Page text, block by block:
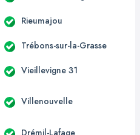
Rieumajou
Trébons-sur-la-Grasse
Vieillevigne 31
Villenouvelle
Drémil-Lafage